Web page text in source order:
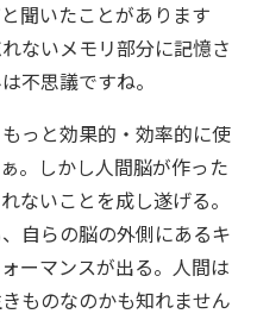
聞いたことがあります
ないメモリ部分に記憶さ
不思議ですね。
っと効果的・効率的に使
。しかし人間脳が作った
ないことを成し遂げる。
自らの脳の外側にあるキ
ーマンスが出る。人間は
ものなのかも知れません